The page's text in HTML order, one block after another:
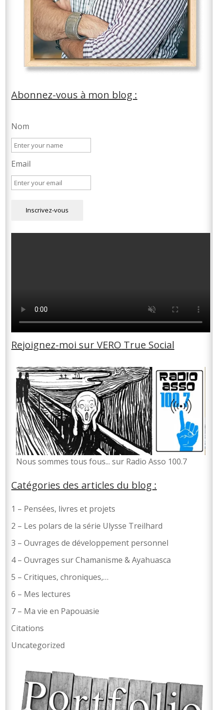
Abonnez-vous à mon blog :
Nom
Email
Rejoignez-moi sur VERO True Social
Nous sommes tous fous... sur Radio Asso 100.7
Catégories des articles du blog :
1 – Pensées, livres et projets
2 – Les polars de la série Ulysse Treilhard
3 – Ouvrages de développement personnel
4 – Ouvrages sur Chamanisme & Ayahuasca
5 – Critiques, chroniques,…
6 – Mes lectures
7 – Ma vie en Papouasie
Citations
Uncategorized